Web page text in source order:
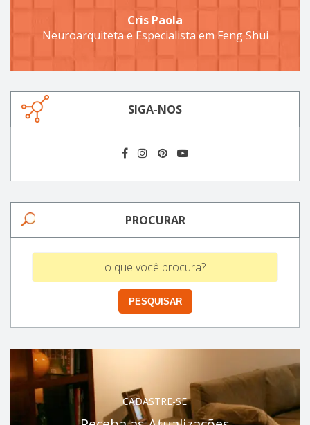
Cris Paola
Neuroarquiteta e Especialista em Feng Shui
SIGA-NOS
PROCURAR
CADASTRE-SE